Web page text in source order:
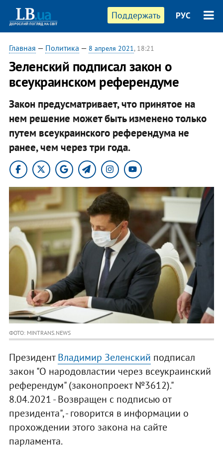
Поддержать РУС
Главная — Политика — 8 апреля 2021, 18:21
Зеленский подписал закон о
всеукраинском референдуме
Закон предусматривает, что принятое на
нем решение может быть изменено только
путем всеукраинского референдума не
ранее, чем через три года.
ФОТО: MINTRANS.NEWS
ПрезидентВладимир Зеленский подписал
закон "О народовластии через всеукраинский
референдум" (законопроект №3612)."
8.04.2021 - Возвращен с подписью от
президента", - говорится в информации о
прохождении этого закона на сайте
парламента.